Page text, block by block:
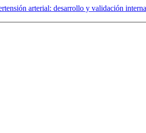
arterial: desarrollo y validación